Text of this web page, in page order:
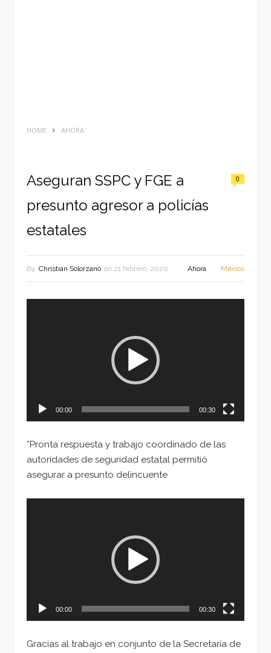
HOME AHORA
Aseguran SSPC y FGE a
presunto agresor a policías
estatales
0
By Christian Solorzano on 21 febrero, 2020 Ahora México
00:00 00:30
*Pronta respuesta y trabajo coordinado de las
autoridades de seguridad estatal permitió
asegurar a presunto delincuente
00:00 00:30
Gracias al trabajo en conjunto de la Secretaría de